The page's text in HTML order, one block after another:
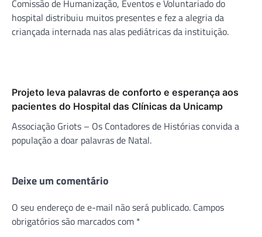
Comissão de Humanização, Eventos e Voluntariado do
hospital distribuiu muitos presentes e fez a alegria da
criançada internada nas alas pediátricas da instituição.
Projeto leva palavras de conforto e esperança aos
pacientes do Hospital das Clínicas da Unicamp
Associação Griots – Os Contadores de Histórias convida a
população a doar palavras de Natal.
Deixe um comentário
O seu endereço de e-mail não será publicado. Campos
obrigatórios são marcados com *